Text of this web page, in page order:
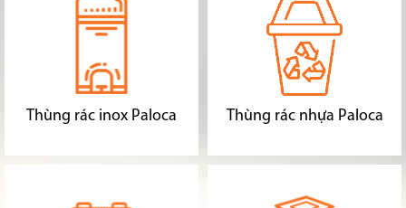
Thùng rác inox Paloca Thùng rác nhựa Paloca